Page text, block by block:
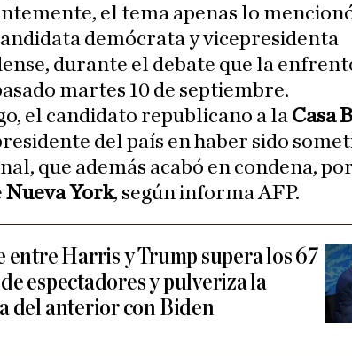
el tema apenas lo
demócrata y vicepresidenta
durante el debate que la
martes 10 de septiembre.
el candidato republicano a la Casa
del país en haber sido
que además acabó en condena,
Nueva York, según informa AFP.
entre Harris y Trump supera los 67
espectadores y pulveriza la
del anterior con Biden